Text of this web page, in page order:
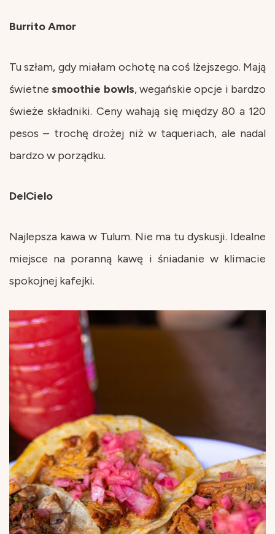
Burrito Amor
Tu szłam, gdy miałam ochotę na coś lżejszego. Mają
świetnesmoothie bowls, wegańskie opcje i bardzo
świeże składniki. Ceny wahają się między 80 a 120
pesos – trochę drożej niż w taqueriach, ale nadal
bardzo w porządku.
DelCielo
Najlepsza kawa w Tulum. Nie ma tu dyskusji. Idealne
miejsce na poranną kawę i śniadanie w klimacie
spokojnej kafejki.